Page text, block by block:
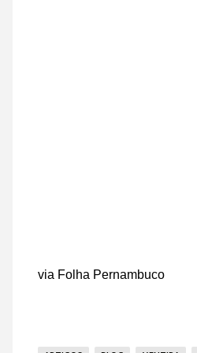
via Folha Pernambuco